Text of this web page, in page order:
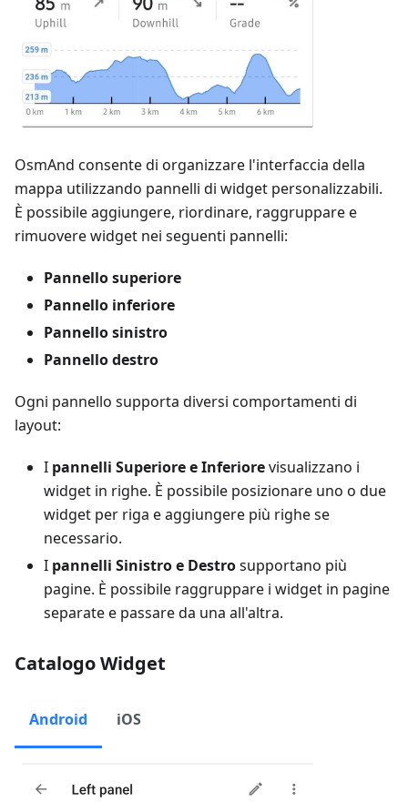
OsmAnd consente di organizzare l'interfaccia della
mappa utilizzando pannelli di widget personalizzabili.
È possibile aggiungere, riordinare, raggruppare e
rimuovere widget nei seguenti pannelli:
Pannello superiore
Pannello inferiore
Pannello sinistro
Pannello destro
Ogni pannello supporta diversi comportamenti di
layout:
I pannelli Superiore e Inferiorevisualizzano i
widget in righe. È possibile posizionare uno o due
widget per riga e aggiungere più righe se
necessario.
I pannelli Sinistro e Destrosupportano più
pagine. È possibile raggruppare i widget in pagine
separate e passare da una all'altra.
Catalogo Widget
Android iOS